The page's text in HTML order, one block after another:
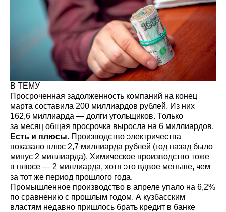
В ТЕМУ
Просроченная задолженность компаний на конец
марта составила 200 миллиардов рублей. Из них
162,6 миллиарда — долги угольщиков. Только
за месяц общая просрочка выросла на 6 миллиардов.
Есть и плюсы. Производство электричества
показало плюс 2,7 миллиарда рублей (год назад было
минус 2 миллиарда). Химическое производство тоже
в плюсе — 2 миллиарда, хотя это вдвое меньше, чем
за тот же период прошлого года.
Промышленное производство в апреле упало на 6,2%
по сравнению с прошлым годом. А кузбасским
властям недавно пришлось брать кредит в банке